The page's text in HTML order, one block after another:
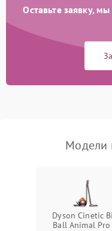
Плохая уборка шерсти
Оставьте заявку,
Модели
Dyson Cinetic
Ball Animal